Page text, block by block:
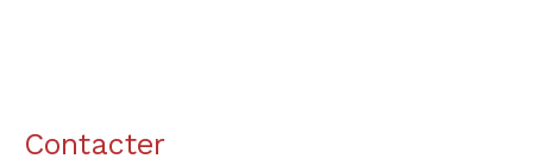
Contacter